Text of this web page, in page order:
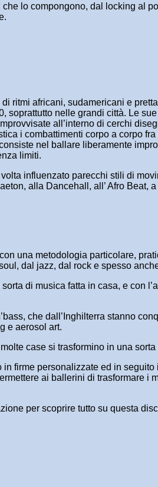
lo compongono, dal locking al
ritmi africani, sudamericani e
soprattutto nelle grandi città. Le
all’interno di cerchi
i combattimenti corpo a corpo
nel ballare liberamente
limiti.
influenzato parecchi stili di
alla Dancehall, all’ Afro
una metodologia particolare,
dal jazz, dal rock e spesso
di musica fatta in casa, e con
che dall’Inghilterra stanno
e aerosol art.
case si trasformino in una
firme personalizzate ed in
ai ballerini di trasformare
per scoprire tutto su questa